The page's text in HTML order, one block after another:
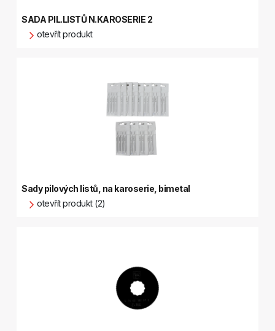
SADA PIL.LISTŮ N.KAROSERIE 2
otevřít produkt
Sady pilových listů, na karoserie, bimetal
otevřít produkt (2)